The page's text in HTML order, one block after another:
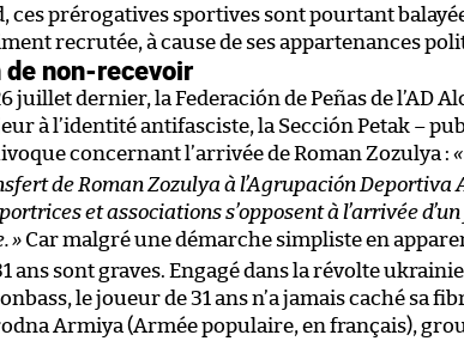
ces prérogatives sportives sont pourtant
recrutée, à cause de ses appartenances
de non-recevoir
juillet dernier, la Federación de Peñas de l’AD
à l’identité antifasciste, la Sección Petak –
concernant l’arrivée de Roman Zozulya : «
de Roman Zozulya à l’Agrupación Deportiva
et associations s’opposent à l’arrivée
» Car malgré une démarche simpliste en
ans sont graves. Engagé dans la révolte
le joueur de 31 ans n’a jamais caché sa
Armiya (Armée populaire, en français),